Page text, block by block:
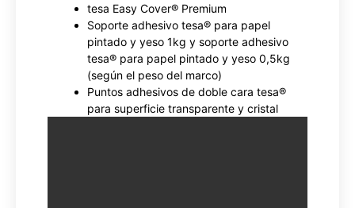
tesa Easy Cover® Premium
Soporte adhesivo tesa® para papel
pintado y yeso 1kg y soporte adhesivo
tesa® para papel pintado y yeso 0,5kg
(según el peso del marco)
Puntos adhesivos de doble cara tesa®
para superficie transparente y cristal